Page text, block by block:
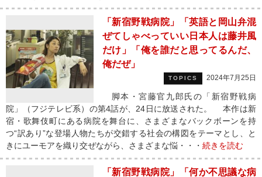
「新宿野戦病院」「英語と岡山弁混
ぜてしゃべっていい日本人は藤井風
だけ」「俺を誰だと思ってるんだ、
俺だぜ」
TOPICS 2024年7月25日
脚本・宮藤官九郎氏の「新宿野戦病
院」（フジテレビ系）の第4話が、24日に放送された。 本作は新
宿・歌舞伎町にある病院を舞台に、さまざまなバックボーンを持
つ“訳あり”な登場人物たちが交錯する社会の構図をテーマとし、と
きにユーモアを織り交ぜながら、さまざまな悩・・・ 続きを読む
「新宿野戦病院」「何か不思議な病